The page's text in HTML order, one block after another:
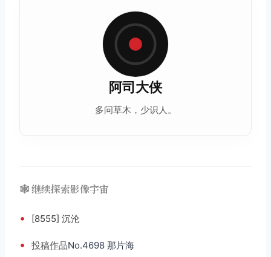
阿司大侠
多问草木，少识人。
🕸️ 继续探索影像宇宙
• [8555] 沉沦
• 投稿作品No.4698 那片海